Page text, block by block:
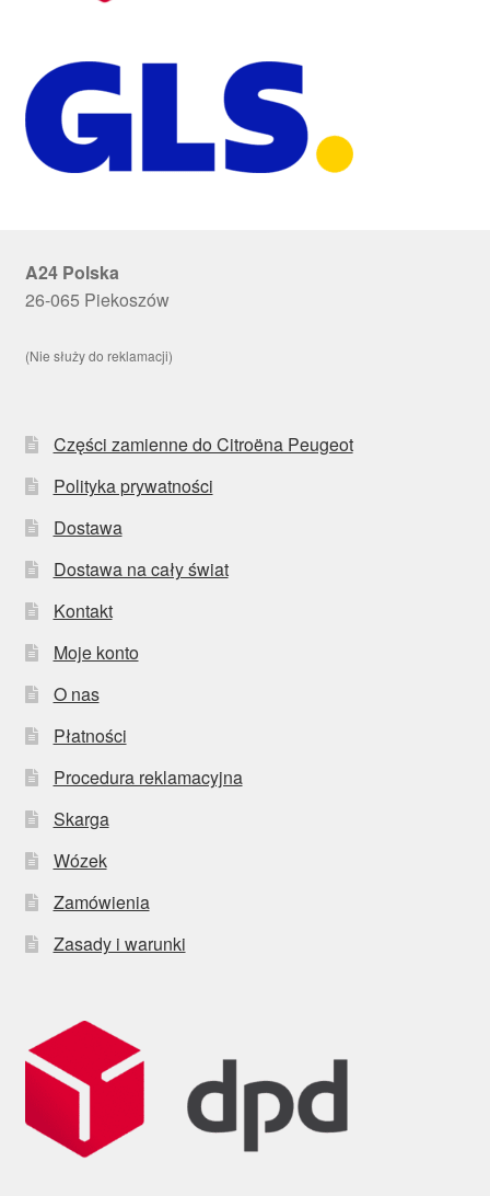
A24 Polska
26-065 Piekoszów
(Nie służy do reklamacji)
Części zamienne do Citroëna Peugeot
Polityka prywatności
Dostawa
Dostawa na cały świat
Kontakt
Moje konto
O nas
Płatności
Procedura reklamacyjna
Skarga
Wózek
Zamówienia
Zasady i warunki